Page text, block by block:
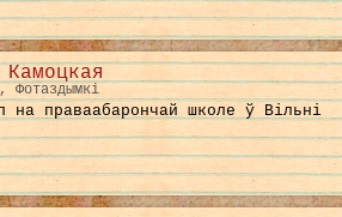
Фотаздымкі
на праваабарончай школе ў Вільні